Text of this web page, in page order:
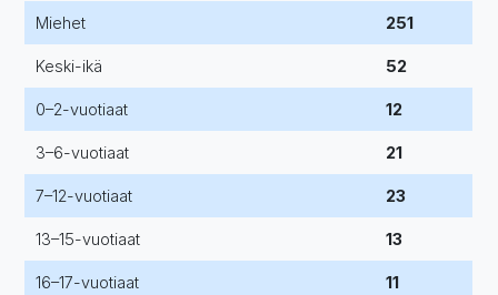
Miehet 251
Keski-ikä 52
0–2-vuotiaat 12
3–6-vuotiaat 21
7–12-vuotiaat 23
13–15-vuotiaat 13
16–17-vuotiaat 11